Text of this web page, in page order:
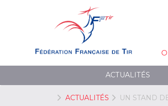
ACTUALITÉS
ACTUALITÉS UN STAND